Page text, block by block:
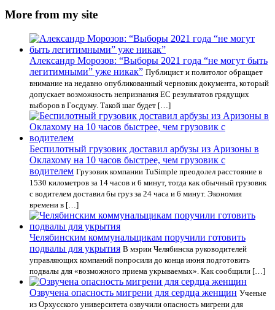
More from my site
Александр Морозов: “Выборы 2021 года “не могут быть
легитимными” уже никак” Публицист и политолог обращает
внимание на недавно опубликованный черновик документа, который
допускает возможность непризнания ЕС результатов грядущих
выборов в Госдуму. Такой шаг будет […]
Беспилотный грузовик доставил арбузы из Аризоны в
Оклахому на 10 часов быстрее, чем грузовик с
водителем Грузовик компании TuSimple преодолел расстояние в
1530 километров за 14 часов и 6 минут, тогда как обычный грузовик
с водителем доставил бы груз за 24 часа и 6 минут. Экономия
времени в […]
Челябинским коммунальщикам поручили готовить
подвалы для укрытия В мэрии Челябинска руководителей
управляющих компаний попросили до конца июня подготовить
подвалы для «возможного приема укрываемых». Как сообщили […]
Озвучена опасность мигрени для сердца женщин Ученые
из Орхусского университета озвучили опасность мигрени для